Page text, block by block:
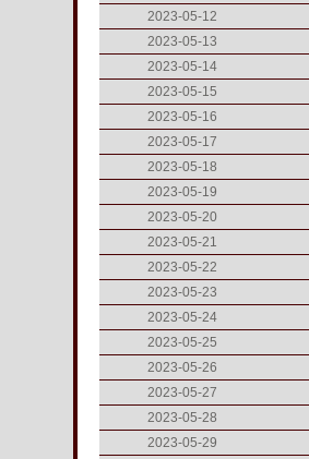
2023-05-12
2023-05-13
2023-05-14
2023-05-15
2023-05-16
2023-05-17
2023-05-18
2023-05-19
2023-05-20
2023-05-21
2023-05-22
2023-05-23
2023-05-24
2023-05-25
2023-05-26
2023-05-27
2023-05-28
2023-05-29